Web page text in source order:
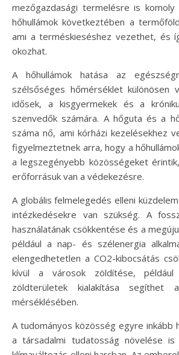
mezőgazdasági termelésre is komoly
hőhullámok következtében a
ami a terméskieséshez vezethet, és
okozhat.
A hőhullámok hatása az
szélsőséges hőmérséklet különösen
idősek, a kisgyermekek és a
szenvedők számára. A hőguta és a
száma nő, ami kórházi kezelésekhez
figyelmeztetnek arra, hogy a
a legszegényebb közösségeket
erőforrásuk van a védekezésre.
A globális felmelegedés elleni
intézkedésekre van szükség. A
használatának csökkentése és a
például a nap- és szélenergia
elengedhetetlen a CO2-kibocsátás
kívül a városok zöldítése,
zöldterületek kialakítása segíthet
mérséklésében.
A tudományos közösség egyre inkább
a társadalmi tudatosság növelése is